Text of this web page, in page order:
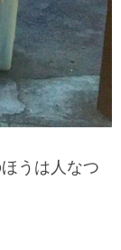
うは人なつ